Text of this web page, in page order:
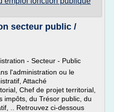
secteur public /
- Secteur - Public
l'administration ou le
Attaché
Chef de projet territorial,
impôts, du Trésor public, du
.. Retrouvez ci-dessous